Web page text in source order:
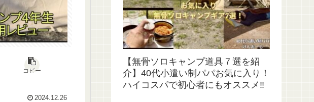
コピー
2024.12.26
【無骨ソロキャンプ道具７選を紹
介】40代小遣い制パパお気に入り！
ハイコスパで初心者にもオススメ‼